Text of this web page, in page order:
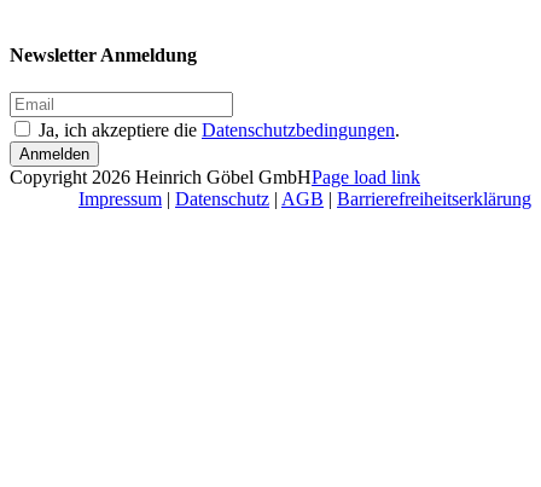
Newsletter Anmeldung
Ja, ich akzeptiere die Datenschutzbedingungen.
Anmelden
Copyright 2026 Heinrich Göbel GmbH
Impressum | Datenschutz | AGB | Barrierefreiheitserklärung
Facebook
Instagram
LinkedIn
Xing
Page load link